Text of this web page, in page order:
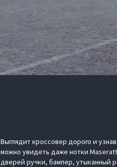
Выглядит кроссовер дорого и
можно увидеть даже нотки
дверей ручки, бампер, утыканный